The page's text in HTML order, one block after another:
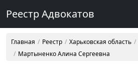
Реестр Адвокатов
Главная Реестр Харьковская область
Мартыненко Алина Сергеевна